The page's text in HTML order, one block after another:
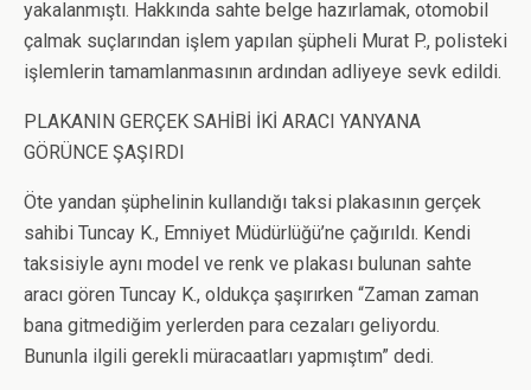
yakalanmıştı. Hakkında sahte belge hazırlamak, otomobil
çalmak suçlarından işlem yapılan şüpheli Murat P., polisteki
işlemlerin tamamlanmasının ardından adliyeye sevk edildi.
PLAKANIN GERÇEK SAHİBİ İKİ ARACI YANYANA
GÖRÜNCE ŞAŞIRDI
Öte yandan şüphelinin kullandığı taksi plakasının gerçek
sahibi Tuncay K., Emniyet Müdürlüğü’ne çağırıldı. Kendi
taksisiyle aynı model ve renk ve plakası bulunan sahte
aracı gören Tuncay K., oldukça şaşırırken “Zaman zaman
bana gitmediğim yerlerden para cezaları geliyordu.
Bununla ilgili gerekli müracaatları yapmıştım” dedi.